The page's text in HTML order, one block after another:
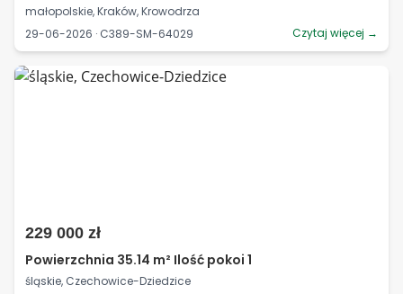
małopolskie, Kraków, Krowodrza
29-06-2026 · C389-SM-64029
Czytaj więcej →
229 000 zł
Powierzchnia 35.14 m² Ilość pokoi 1
śląskie, Czechowice-Dziedzice